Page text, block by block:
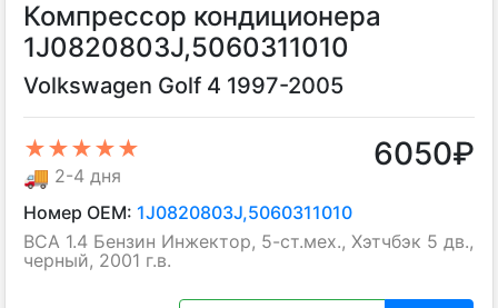
Компрессор кондиционера
1J0820803J,5060311010
Volkswagen Golf 4 1997-2005
★★★★★
🚚 2-4 дня
6050₽
Номер OEM: 1J0820803J,5060311010
BCA 1.4 Бензин Инжектор, 5-ст.мех., Хэтчбэк 5 дв.,
черный, 2001 г.в.